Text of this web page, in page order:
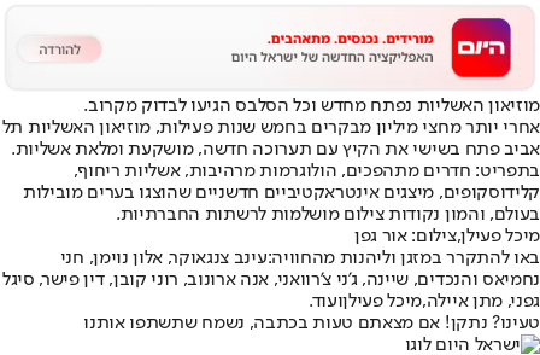
מוזיאון האשליות נפתח מחדש וכל הסלבס הגיעו לבדוק מקרוב.
אחרי יותר מחצי מיליון מבקרים בחמש שנות פעילות, מוזיאון האשליות תל
אביב פתח בשישי את הקיץ עם תערוכה חדשה, מושקעת ומלאת אשליות.
בתפריט: חדרים מתהפכים, הולוגרמות מרהיבות, אשליות ריחוף,
קלידוסקופים, מיצגים אינטראקטיביים חדשניים שהוצגו בערים מובילות
בעולם, והמון נקודות צילום מושלמות לרשתות החברתיות.
מיכל פעילן,צילום: אור גפן
באו להתקרר במזגן וליהנות מהחוויה:עינב צנגאוקר, אלון נוימן, חני
נחמיאס והנכדים, שיינה, ג'ני צ'רוואני, אנה ארונוב, רוני קובן, דין פישר, סיגל
גפני, מתן איילה,מיכל פעילןועוד.
טעינו? נתקן! אם מצאתם טעות בכתבה, נשמח שתשתפו אותנו